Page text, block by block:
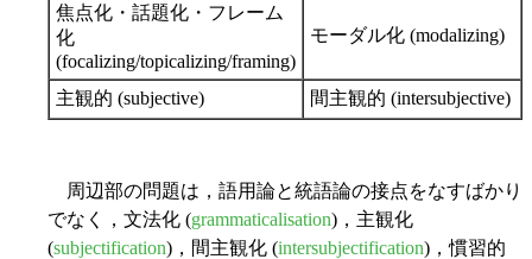
焦点化・話題化・フレーム
化
(focalizing/topicalizing/framing)
モーダル化 (modalizing)
主観的 (subjective) 間主観的 (intersubjective)
周辺部の問題は，語用論と統語論の接点をなすばかり
でなく，文法化 (grammaticalisation)，主観化
(subjectification)，間主観化 (intersubjectification)，慣習的